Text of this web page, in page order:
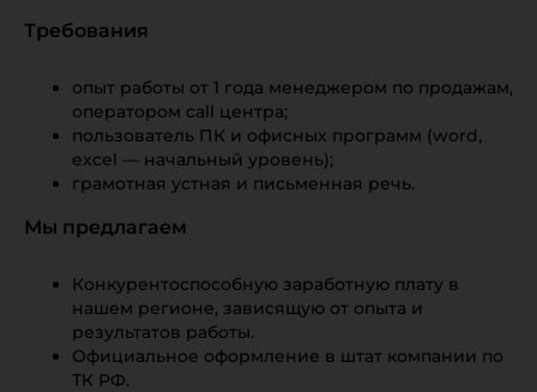
Требования
опыт работы от 1 года менеджером по продажам,
оператором call центра;
пользователь ПК и офисных программ (word,
excel — начальный уровень);
грамотная устная и письменная речь.
Мы предлагаем
Конкурентоспособную заработную плату в
нашем регионе, зависящую от опыта и
результатов работы.
Официальное оформление в штат компании по
ТК РФ.